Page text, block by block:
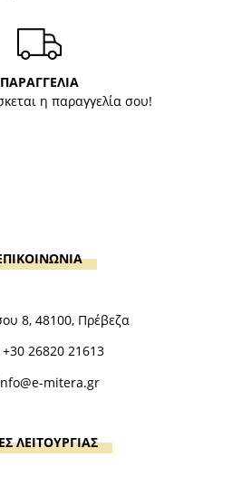
ΠΑΡΑΓΓΕΛΙΑ
η παραγγελία σου!
8, 48100, Πρέβεζα
+30 26820 21613
mitera.gr
ΛΕΙΤΟΥΡΓΙΑΣ